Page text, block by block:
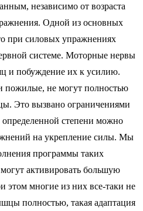
независимо от возраста
Одной из основных
при силовых упражнениях
системе. Моторные нервы
и побуждение их к усилию.
пожилые, не могут полностью
Это вызвано ограничениями
степени можно
на укрепление силы. Мы
программы таких
активировать большую
этом многие из них все-таки не
полностью, такая адаптация